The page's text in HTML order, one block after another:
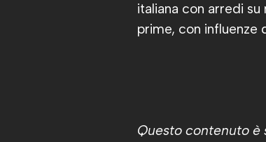
italiana con arredi
prime, con influenze
Questo contenuto è